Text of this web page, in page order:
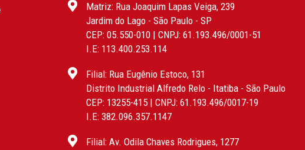
Matriz: Rua Joaquim Lapas Veiga, 239
Jardim do Lago - São Paulo - SP
CEP: 05.550-010 | CNPJ: 61.193.496/0001-51
I.E: 113.400.253.114
Filial: Rua Eugênio Estoco, 131
Distrito Industrial Alfredo Relo - Itatiba - São Paulo
CEP: 13255-415 | CNPJ: 61.193.496/0017-19
I.E: 382.096.357.1147
Filial: Av. Odila Chaves Rodrigues, 1277